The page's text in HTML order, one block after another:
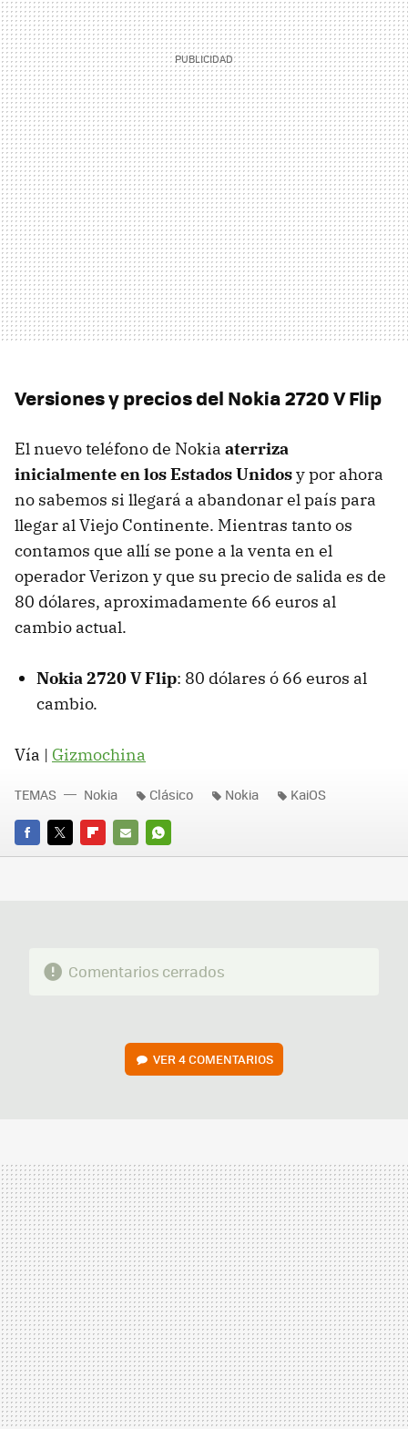
Versiones y precios del Nokia 2720 V Flip
El nuevo teléfono de Nokia aterriza
inicialmente en los Estados Unidosy por ahora
no sabemos si llegará a abandonar el país para
llegar al Viejo Continente. Mientras tanto os
contamos que allí se pone a la venta en el
operador Verizon y que su precio de salida es de
80 dólares, aproximadamente 66 euros al
cambio actual.
Nokia 2720 V Flip: 80 dólares ó 66 euros al
cambio.
Vía | Gizmochina
FACEBOOK
TWITTERFLIPBOARD
E-
WHATSAPP
TEMAS Nokia Clásico Nokia KaiOS
Comentarios cerrados
VER4 COMENTARIOS